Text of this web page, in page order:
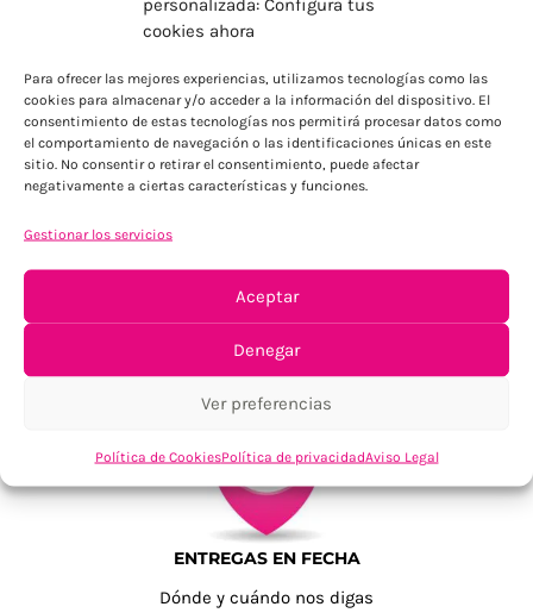
cookies ahora
Para ofrecer las mejores experiencias, utilizamos tecnologías como las
cookies para almacenar y/o acceder a la información del dispositivo. El
consentimiento de estas tecnologías nos permitirá procesar datos como
el comportamiento de navegación o las identificaciones únicas en este
sitio. No consentir o retirar el consentimiento, puede afectar
negativamente a ciertas características y funciones.
Gestionar los servicios
Aceptar
Denegar
Ver preferencias
Política de CookiesPolítica de privacidadAviso Legal
ENVÍOS ECONÓMICOS
Para Península, resto consultar
TU SATISFACCIÓN = LA NUESTRA
ENTREGAS EN FECHA
Dónde y cuándo nos digas